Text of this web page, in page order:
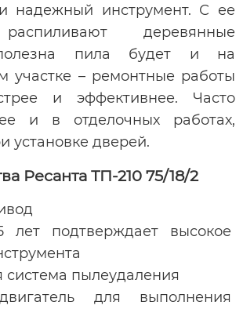
надежный инструмент. С ее
деревянные
полезна пила будет и на
участке – ремонтные работы
и эффективнее. Часто
и в отделочных работах,
установке дверей.
Ресанта ТП-210 75/18/2
лет подтверждает высокое
система пылеудаления
для выполнения